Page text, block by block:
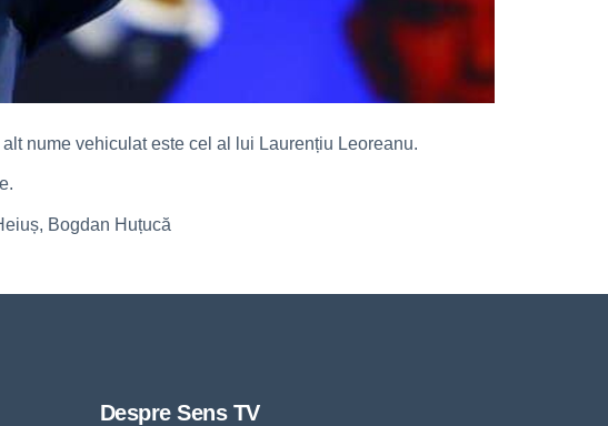
nume vehiculat este cel al lui Laurențiu Leoreanu.
Bogdan Huțucă
Despre Sens TV